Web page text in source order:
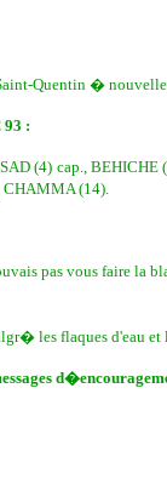
Quentin �
:
(4) cap.,
(14).
pas vous faire la
les flaques d'eau